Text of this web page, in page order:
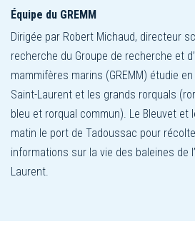
Équipe du GREMM
Dirigée par Robert Michaud, directeur
recherche du Groupe de recherche et
mammifères marins (GREMM) étudie
Saint-Laurent et les grands rorquals
bleu et rorqual commun). Le Bleuvet et
matin le port de Tadoussac pour
informations sur la vie des baleines de
Laurent.